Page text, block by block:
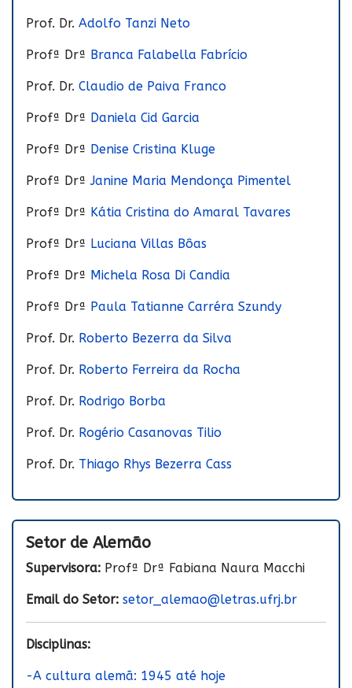
Prof. Dr. Adolfo Tanzi Neto
Profª Drª Branca Falabella Fabrício
Prof. Dr. Claudio de Paiva Franco
Profª Drª Daniela Cid Garcia
Profª Drª Denise Cristina Kluge
Profª DrªJanine Maria Mendonça Pimentel
Profª Drª Kátia Cristina do Amaral Tavares
Profª Drª Luciana Villas Bôas
Profª Drª Michela Rosa Di Candia
Profª Drª Paula Tatianne Carréra Szundy
Prof. Dr. Roberto Bezerra da Silva
Prof. Dr. Roberto Ferreira da Rocha
Prof. Dr. Rodrigo Borba
Prof. Dr. Rogério Casanovas Tilio
Prof. Dr. Thiago Rhys Bezerra Cass
Setor de Alemão
Supervisora: Profª Drª Fabiana Naura Macchi
Email do Setor: setor_alemao@letras.ufrj.br
Disciplinas:
-A cultura alemã: 1945 até hoje